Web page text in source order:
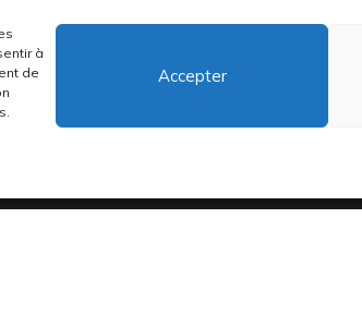
à
de
Accepter
depuis toujours des pépites musicales, dont des